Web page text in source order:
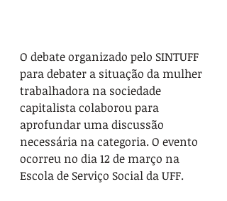
O debate organizado pelo SINTUFF
para debater a situação da mulher
trabalhadora na sociedade
capitalista colaborou para
aprofundar uma discussão
necessária na categoria. O evento
ocorreu no dia 12 de março na
Escola de Serviço Social da UFF.